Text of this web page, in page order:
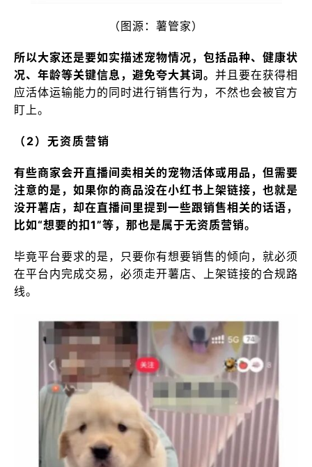
（图源：薯管家）
所以大家还是要如实描述宠物情况，包括品种、健康状
况、年龄等关键信息，避免夸大其词。 并且要在获得相
应活体运输能力的同时进行销售行为，不然也会被官方
盯上。
（2）无资质营销
有些商家会开直播间卖相关的宠物活体或用品，但需要
注意的是，如果你的商品没在小红书上架链接，也就是
没开薯店，却在直播间里提到一些跟销售相关的话语，
比如“想要的扣1”等，那也是属于无资质营销。
毕竟平台要求的是，只要你有想要销售的倾向，就必须
在平台内完成交易，必须走开薯店、上架链接的合规路
线。